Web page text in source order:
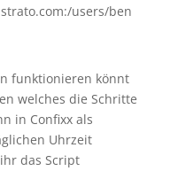
users/ben
funktionieren könnt
welches die Schritte
in Confixx als
Uhrzeit
das Script